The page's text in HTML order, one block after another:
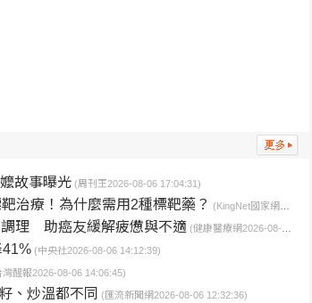
故事曝光 (周刊王2026-08-06 17:04:31)
治療！為什麼需用2種標靶藥？ (KingNet國家網路醫藥2026-08-06 17:00:06)
調理 助癌友緩解疲憊與不適 (健康醫療網2026-08-06 15:00:00)
(中央社2026-08-06 14:12:39)
灣醒報2026-08-06 14:06:45)
、炒溫都不同 (匯流新聞網2026-08-06 12:32:36)